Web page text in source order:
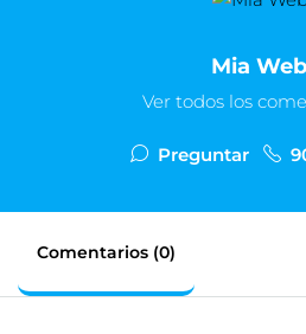
Mia
Ver todos los
Preguntar
Comentarios (0)